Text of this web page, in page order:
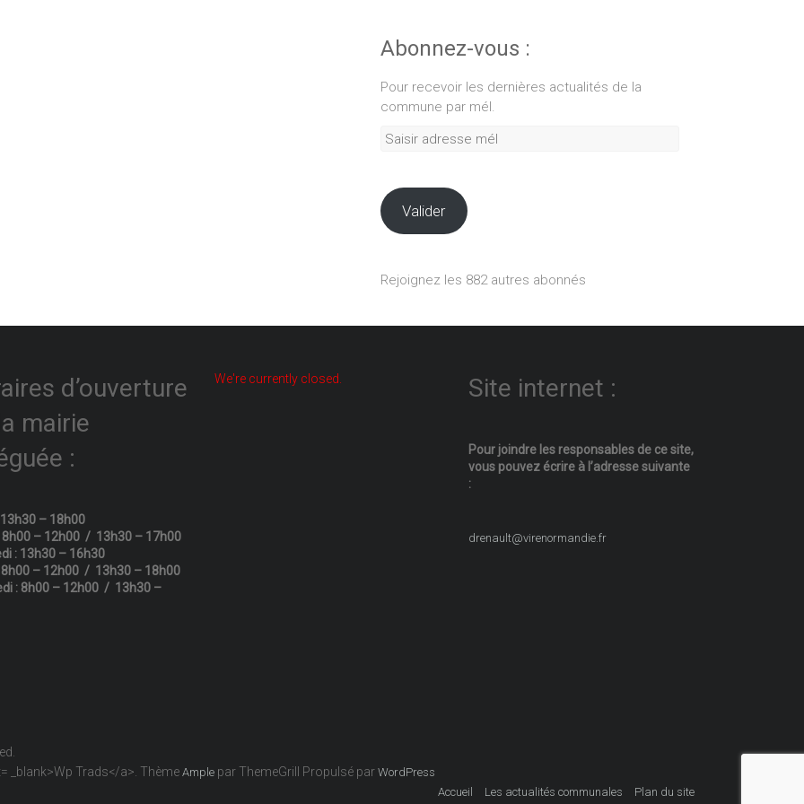
Abonnez-vous :
Pour recevoir les dernières actualités de la
commune par mél.
Saisir
Valider
Rejoignez les 882 autres abonnés
d’ouverture
mairie
:
13h30 – 18h00
8h00 – 12h00 / 13h30 – 17h00
: 13h30 – 16h30
8h00 – 12h00 / 13h30 – 18h00
: 8h00 – 12h00 / 13h30 –
We're currently closed. Site internet :
Pour joindre les responsables de ce site,
vous pouvez écrire à l’adresse suivante
:
drenault@virenormandie.fr
_blank>Wp Trads</a>. Thème Ample par ThemeGrill Propulsé par WordPress
Accueil
Les actualités communales Plan du site